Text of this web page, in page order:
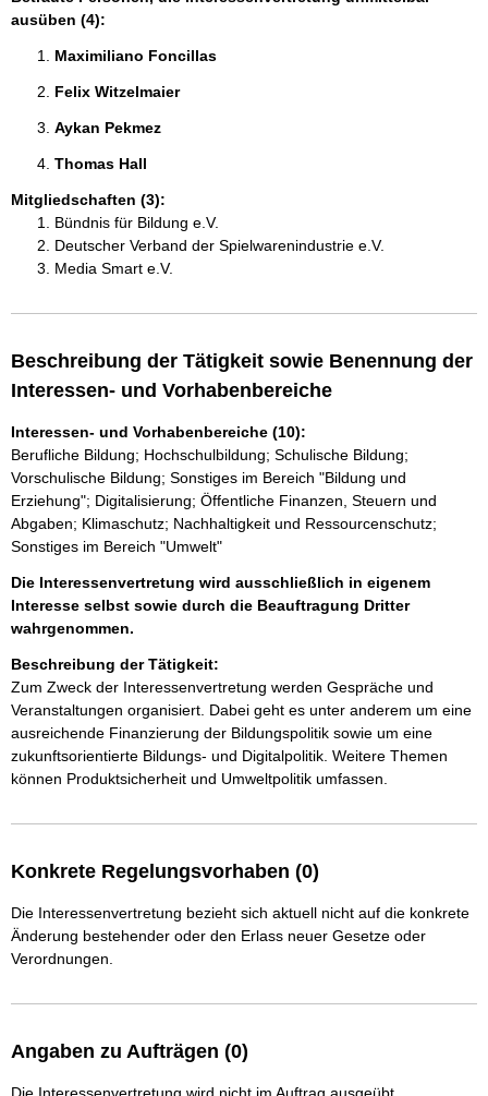
ausüben (4):
Maximiliano Foncillas
Felix Witzelmaier
Aykan Pekmez
Thomas Hall
Mitgliedschaften (3):
Bündnis für Bildung e.V.
Deutscher Verband der Spielwarenindustrie e.V.
Media Smart e.V.
Beschreibung der Tätigkeit sowie Benennung der
Interessen- und Vorhabenbereiche
Interessen- und Vorhabenbereiche (10):
Berufliche Bildung; Hochschulbildung; Schulische Bildung;
Vorschulische Bildung; Sonstiges im Bereich "Bildung und
Erziehung"; Digitalisierung; Öffentliche Finanzen, Steuern und
Abgaben; Klimaschutz; Nachhaltigkeit und Ressourcenschutz;
Sonstiges im Bereich "Umwelt"
Die Interessenvertretung wird ausschließlich in eigenem
Interesse selbst sowie durch die Beauftragung Dritter
wahrgenommen.
Beschreibung der Tätigkeit:
Zum Zweck der Interessenvertretung werden Gespräche und
Veranstaltungen organisiert. Dabei geht es unter anderem um eine
ausreichende Finanzierung der Bildungspolitik sowie um eine
zukunftsorientierte Bildungs- und Digitalpolitik. Weitere Themen
können Produktsicherheit und Umweltpolitik umfassen.
Konkrete Regelungsvorhaben (0)
Die Interessenvertretung bezieht sich aktuell nicht auf die konkrete
Änderung bestehender oder den Erlass neuer Gesetze oder
Verordnungen.
Angaben zu Aufträgen (0)